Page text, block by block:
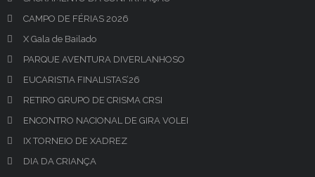
CAMPO DE FÉRIAS 2026
X Gala de Bailado
PARQUE AVENTURA DIVERLANHOSO
EUCARISTIA FINALISTAS’26
RETIRO GRUPO DE CRISMA CRSI
ENCONTRO NACIONAL DE GIRA VOLEI
IX TORNEIO DE XADREZ
DIA DA CRIANÇA